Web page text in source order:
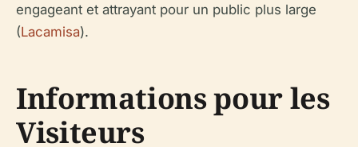
engageant et attrayant pour un public plus large
(Lacamisa).
Informations pour les
Visiteurs